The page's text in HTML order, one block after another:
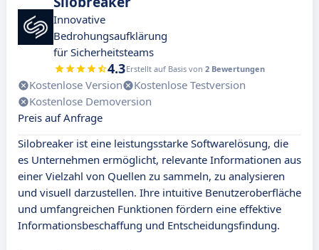
Innovative
Bedrohungsaufklärung
für Sicherheitsteams
4.3Erstellt auf Basis von 2 Bewertungen
Kostenlose Version
Kostenlose Testversion
Kostenlose Demoversion
Preis auf Anfrage
Silobreaker ist eine leistungsstarke Softwarelösung, die
es Unternehmen ermöglicht, relevante Informationen aus
einer Vielzahl von Quellen zu sammeln, zu analysieren
und visuell darzustellen. Ihre intuitive Benutzeroberfläche
und umfangreichen Funktionen fördern eine effektive
Informationsbeschaffung und Entscheidungsfindung.